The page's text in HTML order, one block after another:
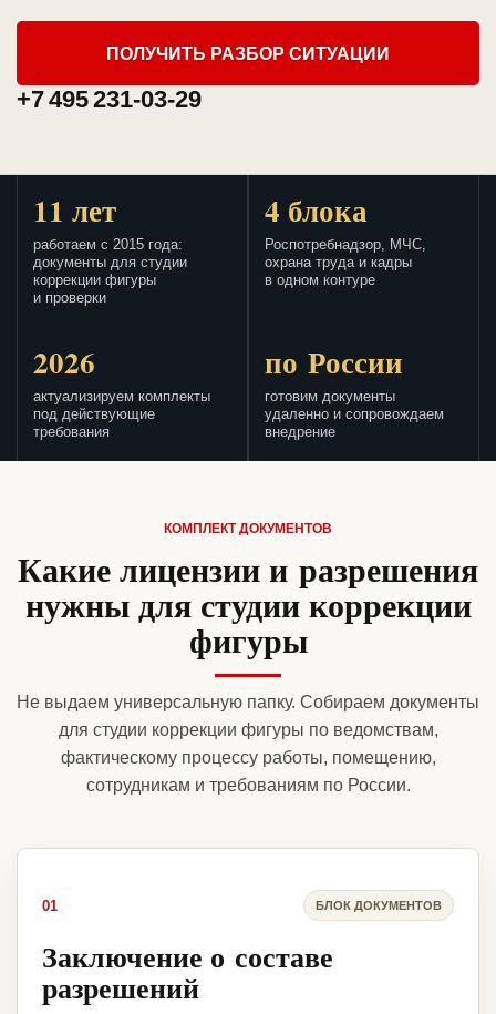
ПОЛУЧИТЬ РАЗБОР СИТУАЦИИ
+7 495 231-03-29
11 лет
работаем с 2015 года:
документы для студии
коррекции фигуры
и проверки
4 блока
Роспотребнадзор, МЧС,
охрана труда и кадры
в одном контуре
2026
актуализируем комплекты
под действующие
требования
по России
готовим документы
удаленно и сопровождаем
внедрение
КОМПЛЕКТ ДОКУМЕНТОВ
Какие лицензии и разрешения
нужны для студии коррекции
фигуры
Не выдаем универсальную папку. Собираем документы
для студии коррекции фигуры по ведомствам,
фактическому процессу работы, помещению,
сотрудникам и требованиям по России.
01 БЛОК ДОКУМЕНТОВ
Заключение о составе
разрешений